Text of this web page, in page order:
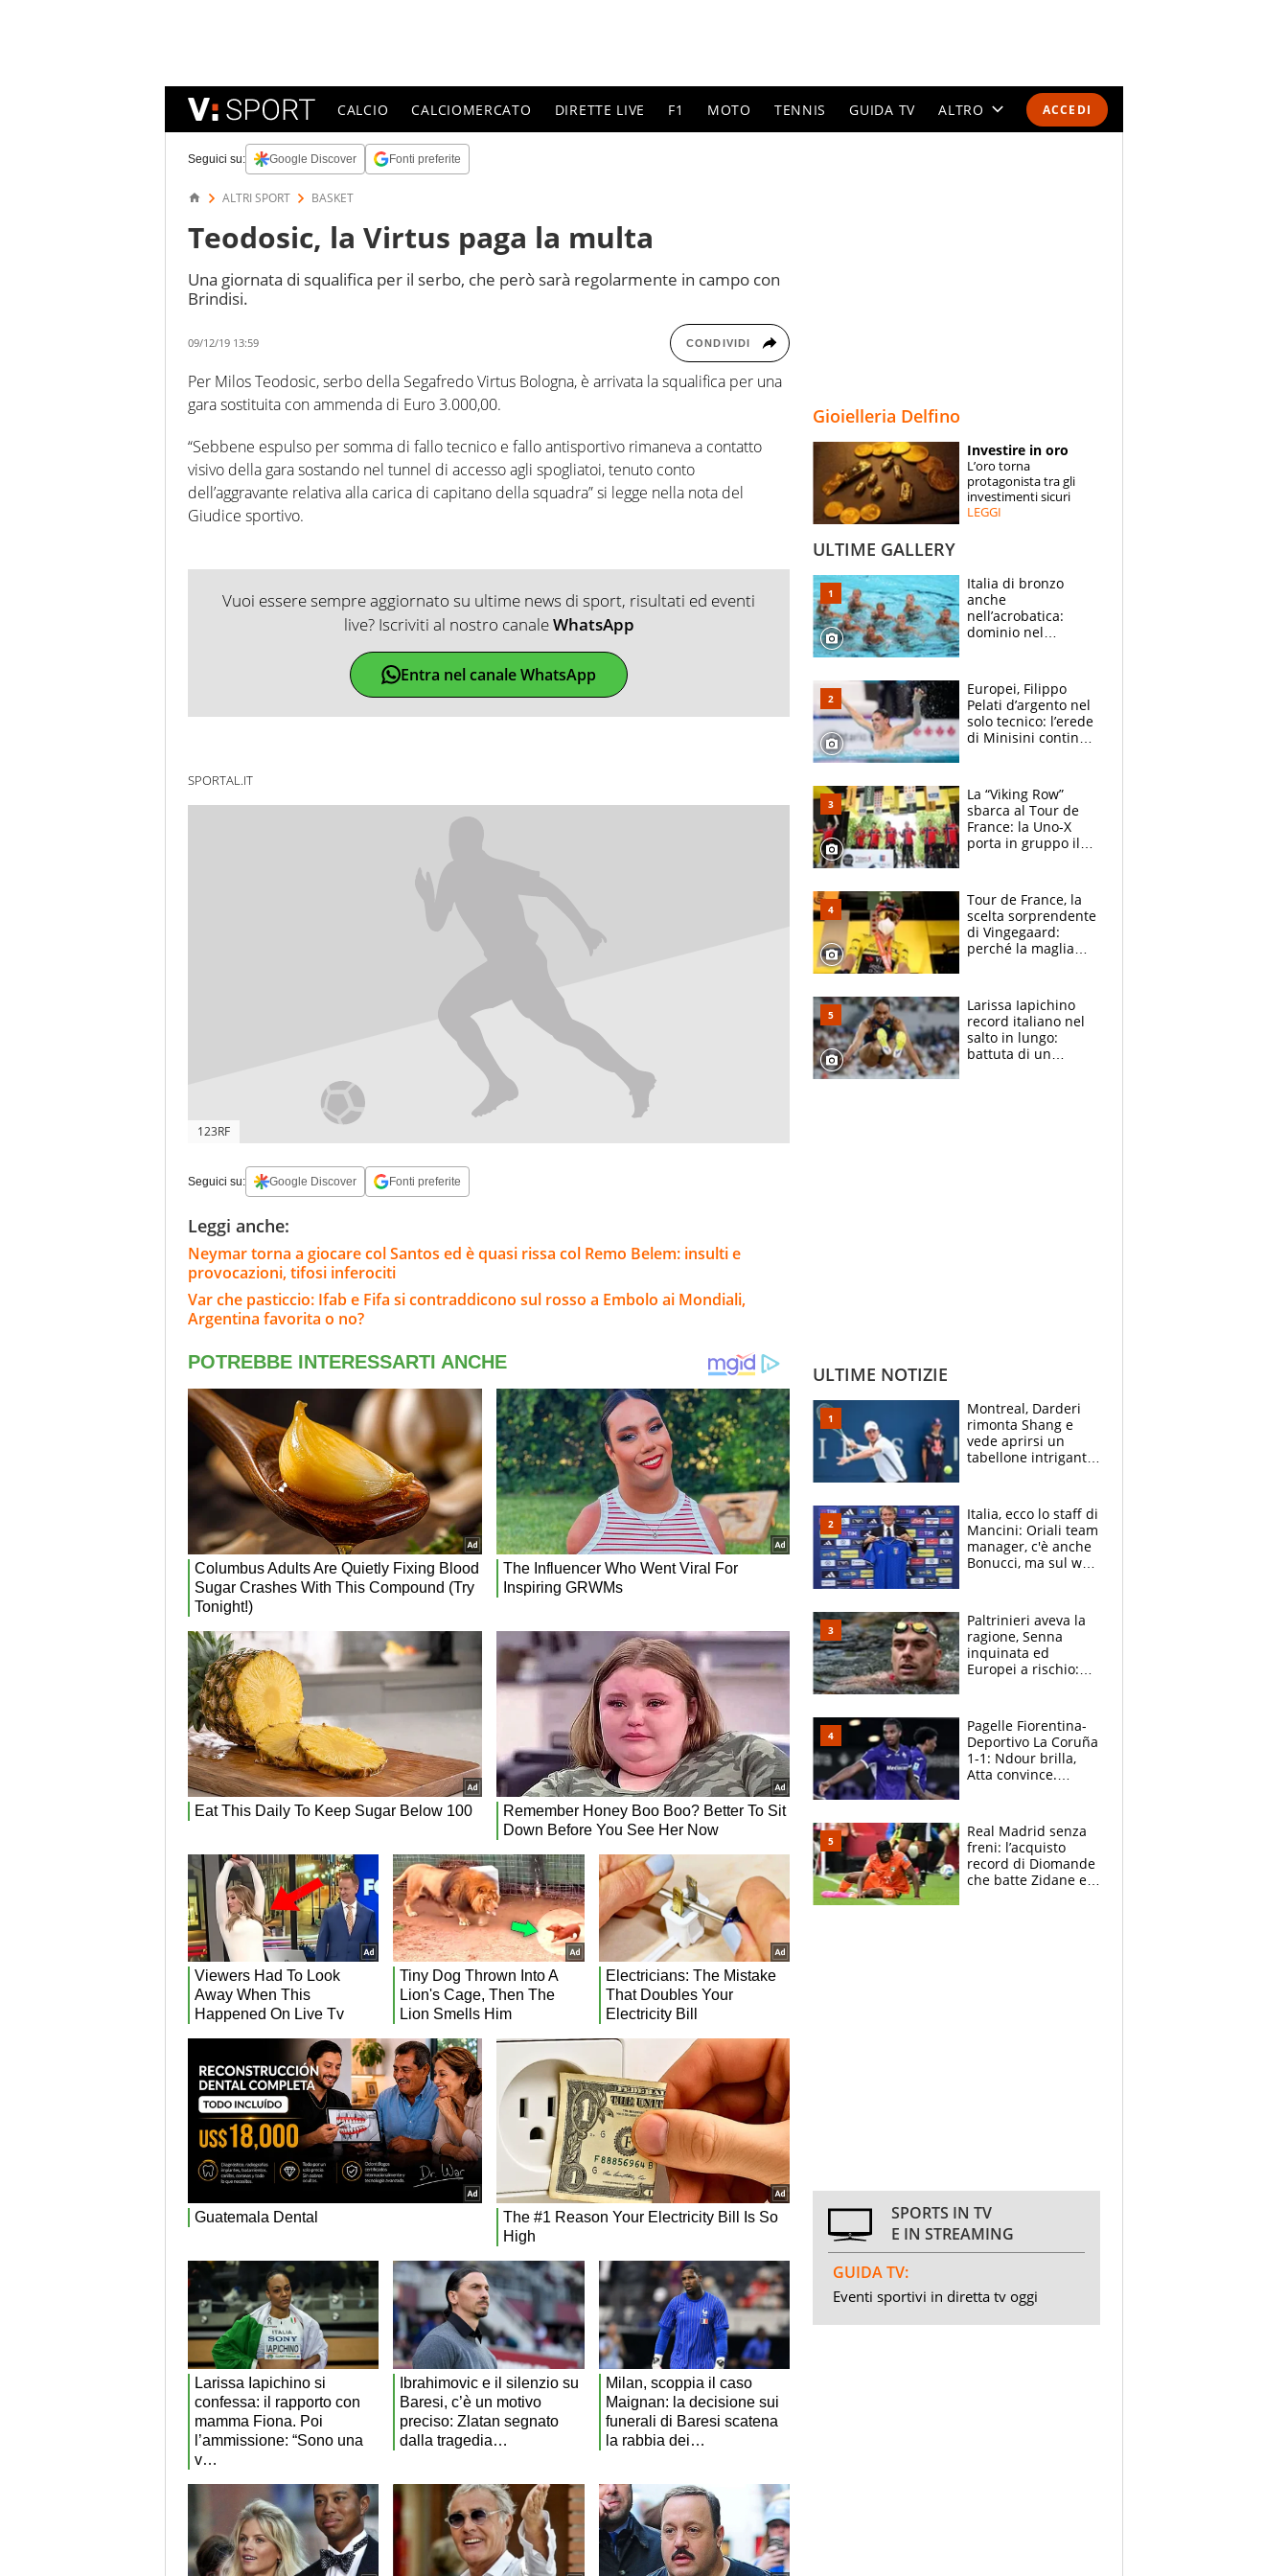
ACCEDI
CALCIO CALCIOMERCATO DIRETTE LIVE F1 MOTO TENNIS GUIDA TV ALTRO
SPECIALI
ESPERTI
Seguici su: Google Discover Fonti preferite
ALTRI SPORT BASKET
Teodosic, la Virtus paga la multa
Una giornata di squalifica per il serbo, che però sarà regolarmente in campo con
Brindisi.
09/12/19 13:59 CONDIVIDI
Per Milos Teodosic, serbo della Segafredo Virtus Bologna, è arrivata la squalifica per una
gara sostituita con ammenda di Euro 3.000,00.
“Sebbene espulso per somma di fallo tecnico e fallo antisportivo rimaneva a contatto
visivo della gara sostando nel tunnel di accesso agli spogliatoi, tenuto conto
dell’aggravante relativa alla carica di capitano della squadra” si legge nella nota del
Giudice sportivo.
Vuoi essere sempre aggiornato su ultime news di sport, risultati ed eventi
live? Iscriviti al nostro canaleWhatsApp
Entra nel canale WhatsApp
SPORTAL.IT
123RF
Seguici su: Google Discover Fonti preferite
Leggi anche:
Neymar torna a giocare col Santos ed è quasi rissa col Remo Belem: insulti e
provocazioni, tifosi inferociti
Var che pasticcio: Ifab e Fifa si contraddicono sul rosso a Embolo ai Mondiali,
Argentina favorita o no?
Gioielleria Delfino
Investire in oro
L’oro torna
protagonista tra gli
investimenti sicuri
LEGGI
ULTIME GALLERY
Italia di bronzo
anche
nell’acrobatica:
dominio nel
e compagni
continuare
Europei, Filippo
Pelati d’argento nel
solo tecnico: l’erede
di Minisini continua
mirino
La “Viking Row”
sbarca al Tour de
France: la Uno-X
porta in gruppo il
compagni
Tour de France, la
scelta sorprendente
di Vingegaard:
perché la maglia
rischio da evitare
Larissa Iapichino
record italiano nel
salto in lungo:
battuta di un
ULTIME NOTIZIE
Montreal, Darderi
rimonta Shang e
vede aprirsi un
tabellone intrigante:
felice del mio livello"
Italia, ecco lo staff di
Mancini: Oriali team
manager, c'è anche
Bonucci, ma sul web
Paltrinieri aveva la
ragione, Senna
inquinata ed
Europei a rischio:
adesso
Pagelle Fiorentina-
Deportivo La Coruña
1-1: Ndour brilla,
Atta convince.
Real Madrid senza
freni: l’acquisto
record di Diomande
che batte Zidane e
SPORTS IN TV
E IN STREAMING
GUIDA TV:
Eventi sportivi in diretta tv oggi